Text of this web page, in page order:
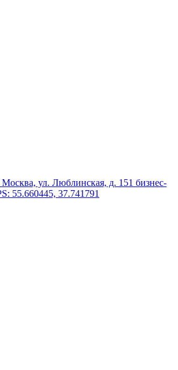
Москва, ул. Люблинская, д. 151 бизнес-
55.660445, 37.741791